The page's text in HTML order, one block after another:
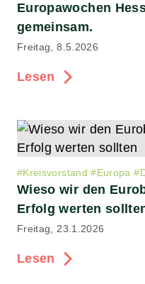
Europawochen
gemeinsam.
Freitag, 8.5.2026
Lesen
#Kreisvorstand #Europa #
Wieso wir den
Erfolg werten
Freitag, 23.1.2026
Lesen